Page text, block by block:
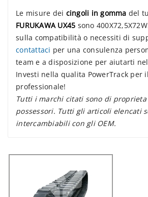
Le misure dei cingoli in gomma del
FURUKAWA UX45 sono
sulla compatibilità o necessiti di
contattaci per una consulenza
team e a disposizione per aiutarti
Investi nella qualita PowerTrack per
professionale!
Tutti i marchi citati sono di
possessori. Tutti gli articoli elencati
intercambiabili con gli OEM.